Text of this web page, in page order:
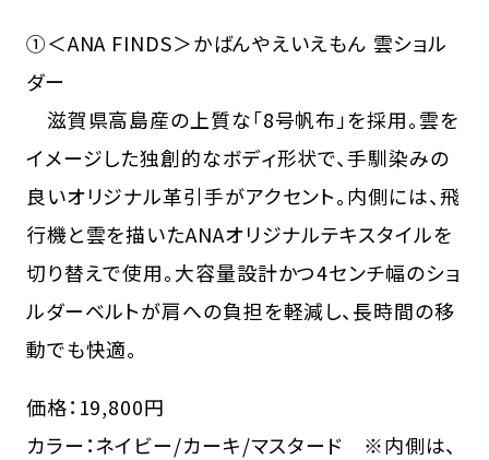
①＜ANA FINDS＞かばんやえいえもん 雲ショル
ダー
滋賀県高島産の上質な「8号帆布」を採用。雲を
イメージした独創的なボディ形状で、手馴染みの
良いオリジナル革引手がアクセント。内側には、飛
行機と雲を描いたANAオリジナルテキスタイルを
切り替えで使用。大容量設計かつ4センチ幅のショ
ルダーベルトが肩への負担を軽減し、長時間の移
動でも快適。
価格：19,800円
カラー：ネイビー/カーキ/マスタード ※内側は、